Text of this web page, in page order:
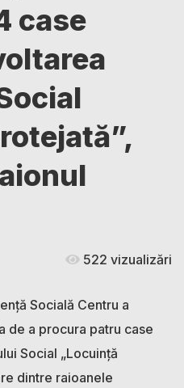
case
522 vizualizări
Socială Centru a
de a procura patru case
Social „Locuință
dintre raioanele